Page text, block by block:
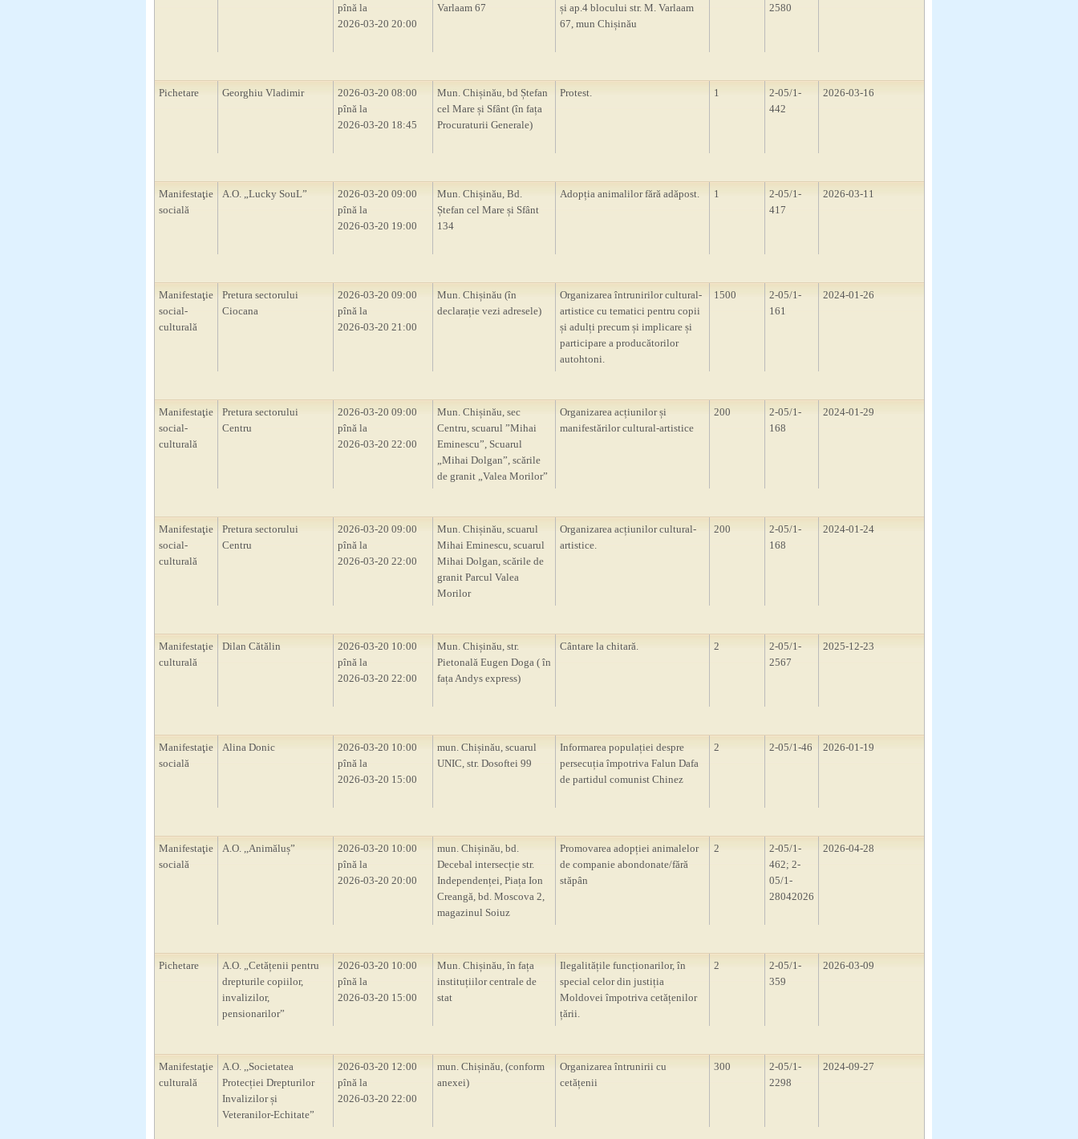
pînă la
2026-03-20 20:00
Varlaam 67
și ap.4 blocului str. M. Varlaam
67, mun Chișinău
2580
Pichetare Georghiu Vladimir
2026-03-20 08:00
pînă la
2026-03-20 18:45
Mun. Chișinău, bd Ștefan
cel Mare și Sfânt (în fața
Procuraturii Generale)
Protest. 1
2-05/1-
442
2026-03-16
Manifestaţie
socială
A.O. „Lucky SouL”
2026-03-20 09:00
pînă la
2026-03-20 19:00
Mun. Chișinău, Bd.
Ștefan cel Mare și Sfânt
134
Adopția animalilor fără adăpost. 1
2-05/1-
417
2026-03-11
Manifestaţie
social-
culturală
Pretura sectorului
Ciocana
2026-03-20 09:00
pînă la
2026-03-20 21:00
Mun. Chișinău (în
declarație vezi adresele)
Organizarea întrunirilor cultural-
artistice cu tematici pentru copii
și adulți precum și implicare și
participare a producătorilor
autohtoni.
1500
2-05/1-
161
2024-01-26
Manifestaţie
social-
culturală
Pretura sectorului
Centru
2026-03-20 09:00
pînă la
2026-03-20 22:00
Mun. Chișinău, sec
Centru, scuarul ”Mihai
Eminescu”, Scuarul
„Mihai Dolgan”, scările
de granit „Valea Morilor”
Organizarea acțiunilor și
manifestărilor cultural-artistice
200
2-05/1-
168
2024-01-29
Manifestaţie
social-
culturală
Pretura sectorului
Centru
2026-03-20 09:00
pînă la
2026-03-20 22:00
Mun. Chișinău, scuarul
Mihai Eminescu, scuarul
Mihai Dolgan, scările de
granit Parcul Valea
Morilor
Organizarea acțiunilor cultural-
artistice.
200
2-05/1-
168
2024-01-24
Manifestaţie
culturală
Dilan Cătălin
2026-03-20 10:00
pînă la
2026-03-20 22:00
Mun. Chișinău, str.
Pietonală Eugen Doga ( în
fața Andys express)
Cântare la chitară. 2
2-05/1-
2567
2025-12-23
Manifestaţie
socială
Alina Donic
2026-03-20 10:00
pînă la
2026-03-20 15:00
mun. Chișinău, scuarul
UNIC, str. Dosoftei 99
Informarea populației despre
persecuția împotriva Falun Dafa
de partidul comunist Chinez
2 2-05/1-46 2026-01-19
Manifestaţie
socială
A.O. ,,Animăluș”
2026-03-20 10:00
pînă la
2026-03-20 20:00
mun. Chișinău, bd.
Decebal intersecție str.
Independenței, Piața Ion
Creangă, bd. Moscova 2,
magazinul Soiuz
Promovarea adopției animalelor
de companie abondonate/fără
stăpân
2
2-05/1-
462; 2-
05/1-
28042026
2026-04-28
Pichetare
A.O. „Cetățenii pentru
drepturile copiilor,
invalizilor,
pensionarilor”
2026-03-20 10:00
pînă la
2026-03-20 15:00
Mun. Chișinău, în fața
instituțiilor centrale de
stat
Ilegalitățile funcționarilor, în
special celor din justiția
Moldovei împotriva cetățenilor
țării.
2
2-05/1-
359
2026-03-09
Manifestaţie
culturală
A.O. ,,Societatea
Protecției Drepturilor
Invalizilor și
Veteranilor-Echitate”
2026-03-20 12:00
pînă la
2026-03-20 22:00
mun. Chișinău, (conform
anexei)
Organizarea întrunirii cu
cetățenii
300
2-05/1-
2298
2024-09-27